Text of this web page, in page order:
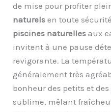
de mise pour profiter
naturels en toute
piscines naturelles aux
invitent à une pause
revigorante. La
généralement très
bonheur des petits et des
sublime, mêlant